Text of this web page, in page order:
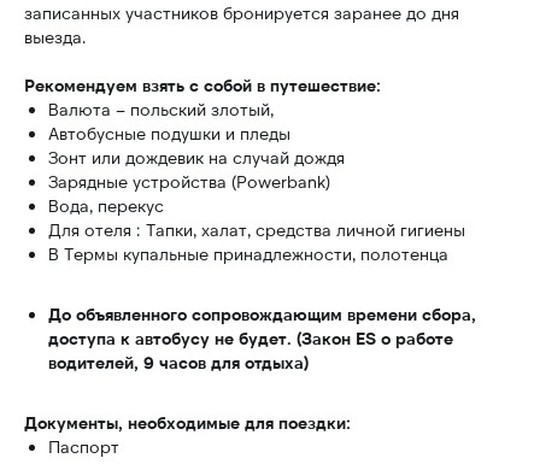
записанных участников бронируется заранее до дня
выезда.
Рекомендуем взять с собой в путешествие:
Валюта – польский злотый,
Автобусные подушки и пледы
Зонт или дождевик на случай дождя
Зарядные устройства (Powerbank)
Вода, перекус
Для отеля : Тапки, халат, средства личной гигиены
В Термы купальные принадлежности, полотенца
До объявленного сопровождающим времени сбора,
доступа к автобусу не будет. (Закон ES о работе
водителей, 9 часов для отдыха)
Документы, необходимые для поездки:
Паспорт
Политика конфиденциальности
Сайт разработан avacletta